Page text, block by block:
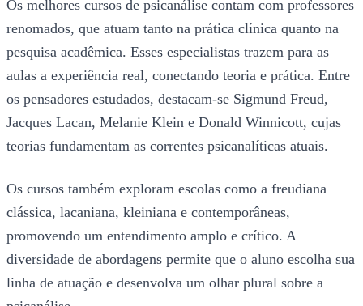
Os melhores cursos de psicanálise contam com professores
renomados, que atuam tanto na prática clínica quanto na
pesquisa acadêmica. Esses especialistas trazem para as
aulas a experiência real, conectando teoria e prática. Entre
os pensadores estudados, destacam-se Sigmund Freud,
Jacques Lacan, Melanie Klein e Donald Winnicott, cujas
teorias fundamentam as correntes psicanalíticas atuais.
Os cursos também exploram escolas como a freudiana
clássica, lacaniana, kleiniana e contemporâneas,
promovendo um entendimento amplo e crítico. A
diversidade de abordagens permite que o aluno escolha sua
linha de atuação e desenvolva um olhar plural sobre a